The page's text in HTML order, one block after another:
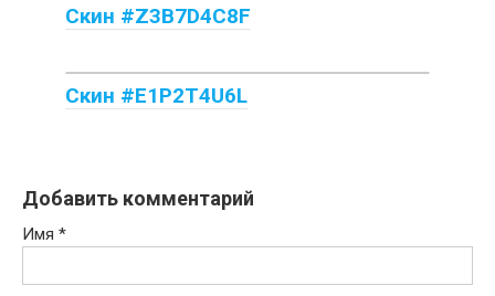
Скин #Z3B7D4C8F
Скин #E1P2T4U6L
Добавить комментарий
Имя *